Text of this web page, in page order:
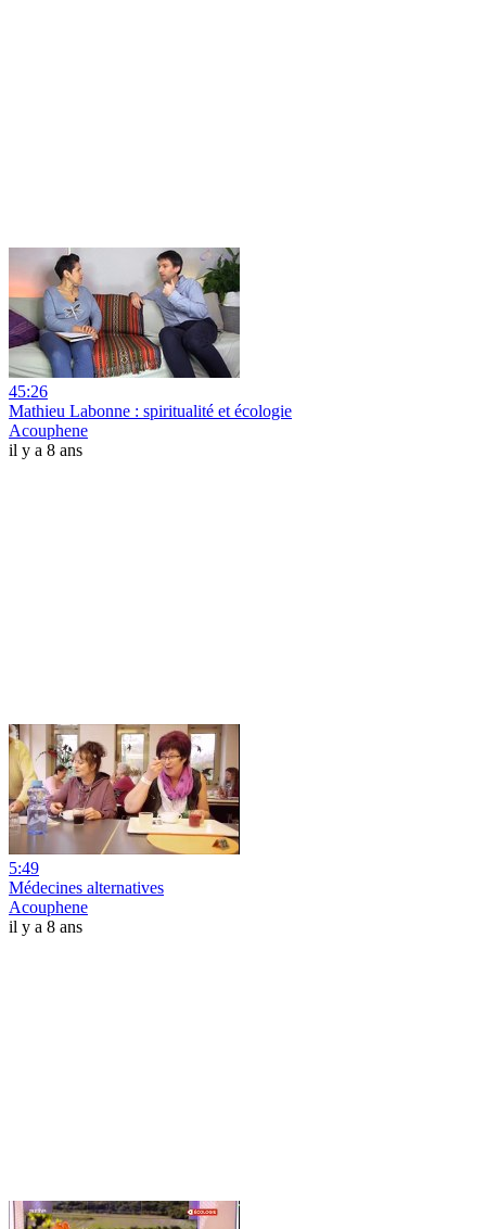
45:26
Mathieu Labonne : spiritualité et écologie
Acouphene
il y a 8 ans
5:49
Médecines alternatives
Acouphene
il y a 8 ans